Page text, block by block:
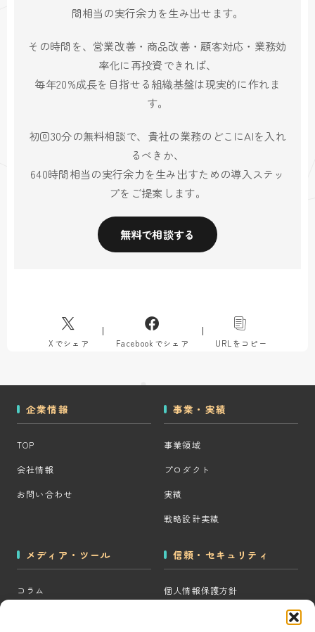
間相当の実行余力を生み出せます。
その時間を、営業改善・商品改善・顧客対応・業務効
率化に再投資できれば、
毎年20%成長を目指せる組織基盤は現実的に作れま
す。
初回30分の無料相談で、貴社の業務のどこにAIを入れ
るべきか、
640時間相当の実行余力を生み出すための導入ステッ
プをご提案します。
無料で相談する
Xでシェア Facebookでシェア URLをコピー
企業情報
TOP
会社情報
お問い合わせ
事業・実績
事業領域
プロダクト
実績
戦略設計実績
メディア・ツール
コラム
信頼・セキュリティ
個人情報保護方針